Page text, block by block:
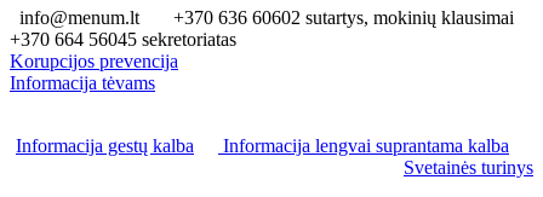
info@menum.lt
+370 636 60602 sutartys, mokinių klausimai
+370 664 56045 sekretoriatas
Korupcijos prevencija
Informacija tėvams
Informacija gestų kalba
Informacija lengvai suprantama kalba
Svetainės turinys